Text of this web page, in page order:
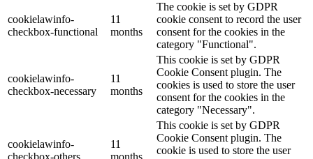
cookielawinfo-
checkbox-functional
11
months
The cookie is set by GDPR
cookie consent to record the user
consent for the cookies in the
category "Functional".
cookielawinfo-
checkbox-necessary
11
months
This cookie is set by GDPR
Cookie Consent plugin. The
cookies is used to store the user
consent for the cookies in the
category "Necessary".
cookielawinfo-
11
This cookie is set by GDPR
Cookie Consent plugin. The
cookie is used to store the user